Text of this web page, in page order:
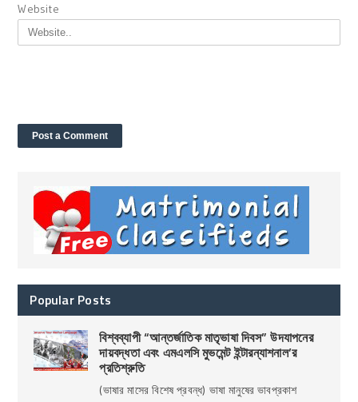
Website
Popular Posts
বিশ্বব্যাপী “আন্তর্জাতিক মাতৃভাষা দিবস” উদযাপনের
দায়বদ্ধতা এবং এমএলসি মুভমেন্ট ইন্টারন্যাশনাল’র
প্রতিশ্রুতি
(ভাষার মাসের বিশেষ প্রবন্ধ) ভাষা মানুষের ভাবপ্রকাশ